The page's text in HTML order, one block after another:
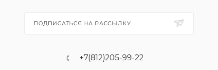
ПОДПИСАТЬСЯ НА РАССЫЛКУ
+7(812)205-99-22